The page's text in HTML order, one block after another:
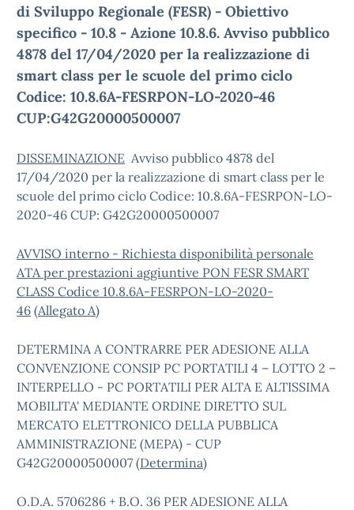
di Sviluppo Regionale (FESR) - Obiettivo
specifico - 10.8 - Azione 10.8.6. Avviso pubblico
4878 del 17/04/2020 per la realizzazione di
smart class per le scuole del primo ciclo
Codice: 10.8.6A-FESRPON-LO-2020-46
CUP:G42G20000500007
DISSEMINAZIONE Avviso pubblico 4878 del
17/04/2020 per la realizzazione di smart class per le
scuole del primo ciclo Codice: 10.8.6A-FESRPON-LO-
2020-46 CUP: G42G20000500007
AVVISO interno - Richiesta disponibilità personale
ATA per prestazioni aggiuntive PON FESR SMART
CLASS Codice 10.8.6A-FESRPON-LO-2020-
46 (Allegato A)
DETERMINA A CONTRARRE PER ADESIONE ALLA
CONVENZIONE CONSIP PC PORTATILI 4 – LOTTO 2 –
INTERPELLO - PC PORTATILI PER ALTA E ALTISSIMA
MOBILITA' MEDIANTE ORDINE DIRETTO SUL
MERCATO ELETTRONICO DELLA PUBBLICA
AMMINISTRAZIONE (MEPA) - CUP
G42G20000500007 (Determina)
O.D.A. 5706286 + B.O. 36 PER ADESIONE ALLA